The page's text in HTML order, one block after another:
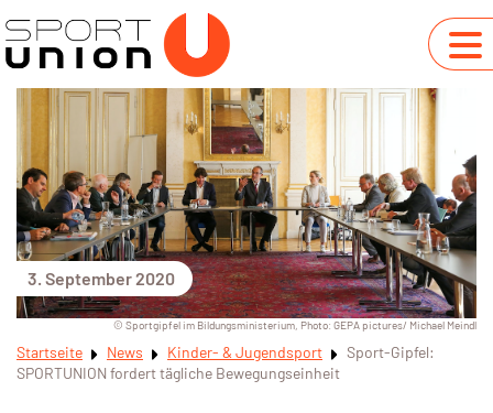
3. September 2020
© Sportgipfel im Bildungsministerium, Photo: GEPA pictures/ Michael Meindl
Startseite News Kinder- & Jugendsport
Sport-Gipfel:
SPORTUNION fordert tägliche Bewegungseinheit